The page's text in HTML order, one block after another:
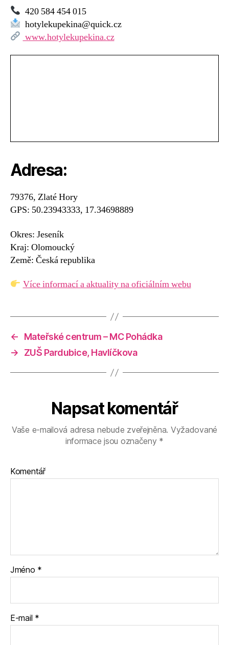
420 584 454 015
hotylekupekina@quick.cz
www.hotylekupekina.cz
Adresa:
79376, Zlaté Hory
GPS: 50.23943333, 17.34698889
Okres: Jeseník
Kraj: Olomoucký
Země: Česká republika
Více informací a aktuality na oficiálním webu
←
Mateřské centrum – MC Pohádka
→
ZUŠ Pardubice, Havlíčkova
Napsat komentář
Vaše e-mailová adresa nebude zveřejněna. Vyžadované
informace jsou označeny *
Komentář
Jméno *
E-mail *